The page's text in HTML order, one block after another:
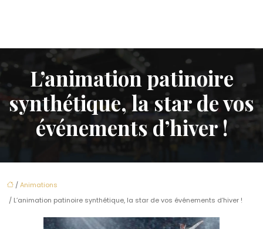
L’animation patinoire
synthétique, la star de vos
événements d’hiver !
/Animations
/ L’animation patinoire synthétique, la star de vos événements d’hiver !